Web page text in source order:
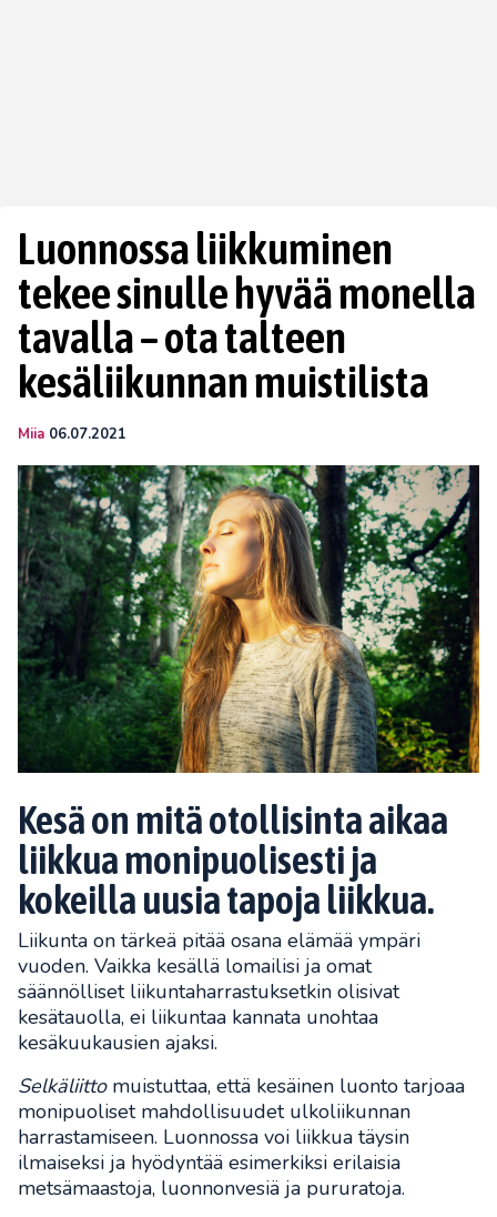
Luonnossa liikkuminen
tekee sinulle hyvää monella
tavalla – ota talteen
kesäliikunnan muistilista
Miia 06.07.2021
Kesä on mitä otollisinta aikaa
liikkua monipuolisesti ja
kokeilla uusia tapoja liikkua.
Liikunta on tärkeä pitää osana elämää ympäri
vuoden. Vaikka kesällä lomailisi ja omat
säännölliset liikuntaharrastuksetkin olisivat
kesätauolla, ei liikuntaa kannata unohtaa
kesäkuukausien ajaksi.
Selkäliitto muistuttaa, että kesäinen luonto tarjoaa
monipuoliset mahdollisuudet ulkoliikunnan
harrastamiseen. Luonnossa voi liikkua täysin
ilmaiseksi ja hyödyntää esimerkiksi erilaisia
metsämaastoja, luonnonvesiä ja pururatoja.